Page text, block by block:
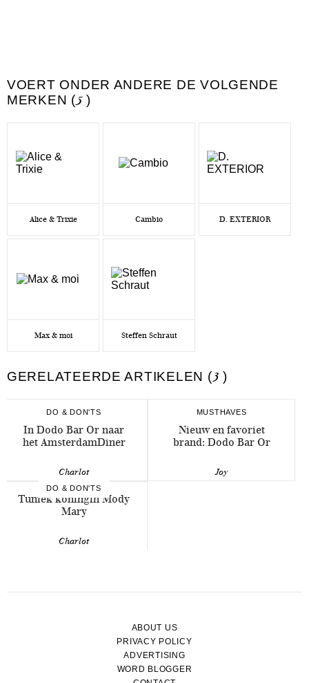
VOERT ONDER ANDERE DE VOLGENDE
MERKEN (5 )
Alice & Trixie Cambio D. EXTERIOR
Max & moi Steffen Schraut
GERELATEERDE ARTIKELEN (3 )
DO & DON'TS
In Dodo Bar Or naar
het AmsterdamDiner
Charlot
MUSTHAVES
Nieuw en favoriet
brand: Dodo Bar Or
Joy
DO & DON'TS
Tuniek koningin Mody
Mary
Charlot
ABOUT US
PRIVACY POLICY
ADVERTISING
WORD BLOGGER